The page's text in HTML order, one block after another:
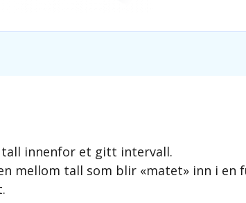
innenfor et gitt intervall.
mellom tall som blir «matet» inn i en